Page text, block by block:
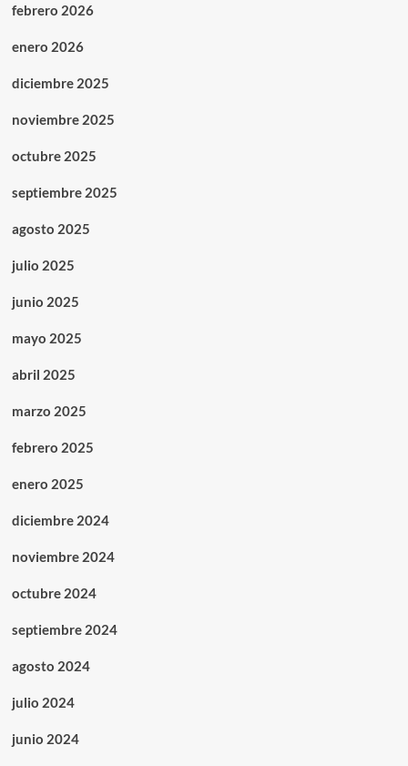
febrero 2026
enero 2026
diciembre 2025
noviembre 2025
octubre 2025
septiembre 2025
agosto 2025
julio 2025
junio 2025
mayo 2025
abril 2025
marzo 2025
febrero 2025
enero 2025
diciembre 2024
noviembre 2024
octubre 2024
septiembre 2024
agosto 2024
julio 2024
junio 2024